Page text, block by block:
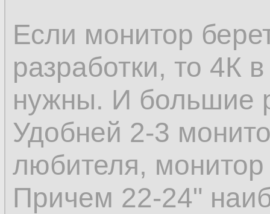
Если монитор
разработки, то 4К
нужны. И большие
Удобней 2-3
любителя,
Причем 22-24"